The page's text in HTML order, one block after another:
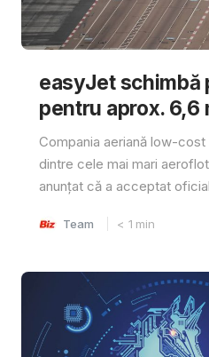
easyJet schimbă
pentru aprox. 6,6
Compania aeriană low-
dintre cele mai mari
anunțat că a acceptat
Team < 1 min